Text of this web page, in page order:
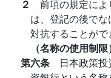
２ 前項の規定に
は、登記の後で
対抗することがで
（名称の使用制限
第六条 日本政策